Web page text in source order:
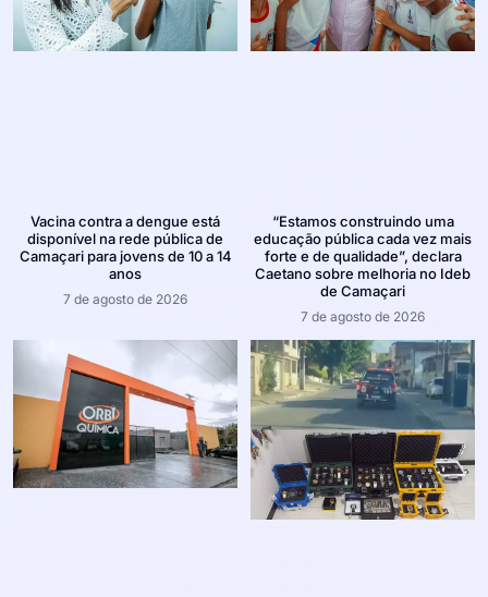
Vacina contra a dengue está
disponível na rede pública de
Camaçari para jovens de 10 a 14
anos
7 de agosto de 2026
“Estamos construindo uma
educação pública cada vez mais
forte e de qualidade”, declara
Caetano sobre melhoria no Ideb
de Camaçari
7 de agosto de 2026